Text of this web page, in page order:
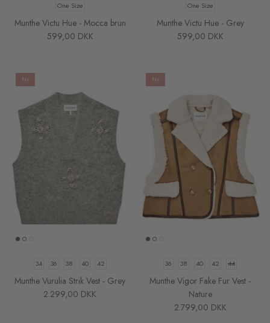
One Size
Munthe Victu Hue - Mocca brun
599,00 DKK
One Size
Munthe Victu Hue - Grey
599,00 DKK
Ny
34 36 38 40 42
Munthe Vurulia Strik Vest - Grey
2.299,00 DKK
Ny
36 38 40 42 44
Munthe Vigor Fake Fur Vest -
Nature
2.799,00 DKK